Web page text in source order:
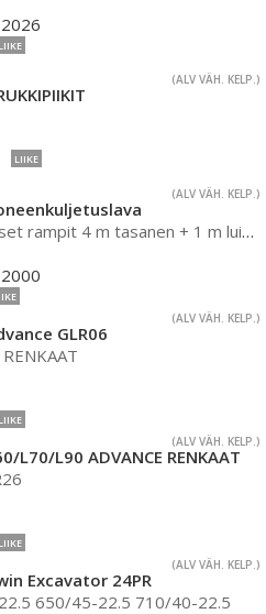
2026
LIIKE
(ALV VÄH. KELP.)
LIIKE
(ALV VÄH. KELP.)
rampit 4 m tasanen + 1 m luiska
2000
(ALV VÄH. KELP.)
GLR06
LIIKE
(ALV VÄH. KELP.)
L70/L90 ADVANCE RENKAAT
LIIKE
(ALV VÄH. KELP.)
Excavator 24PR
650/45-22.5 710/40-22.5